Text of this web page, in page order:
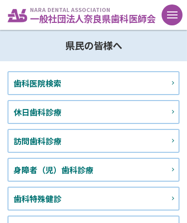
NARA DENTAL ASSOCIATION
一般社団法人奈良県歯科医師会
県民の皆様へ
歯科医院検索
休日歯科診療
訪問歯科診療
身障者（児）歯科診療
歯科特殊健診